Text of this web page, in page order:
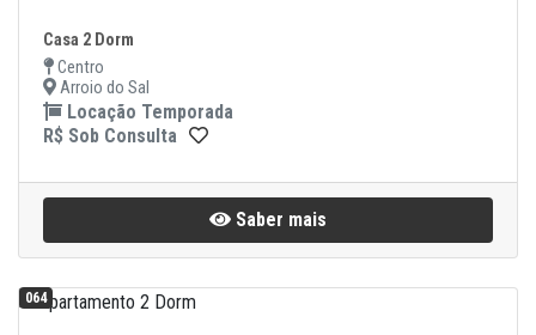
Casa 2 Dorm
Centro
Arroio do Sal
Locação Temporada
R$ Sob Consulta
Saber mais
064